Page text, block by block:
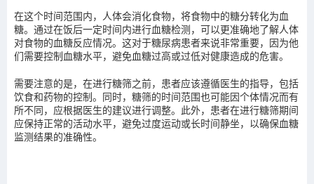
在这个时间范围内，人体会消化食物，将食物中的糖分转化为血
糖。通过在饭后一定时间内进行血糖检测，可以更准确地了解人体
对食物的血糖反应情况。这对于糖尿病患者来说非常重要，因为他
们需要控制血糖水平，避免血糖过高或过低对健康造成的危害。
需要注意的是，在进行糖筛之前，患者应该遵循医生的指导，包括
饮食和药物的控制。同时，糖筛的时间范围也可能因个体情况而有
所不同，应根据医生的建议进行调整。此外，患者在进行糖筛期间
应保持正常的活动水平，避免过度运动或长时间静坐，以确保血糖
监测结果的准确性。